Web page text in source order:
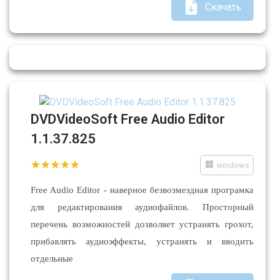
Скачать
DVDVideoSoft Free Audio Editor
1.1.37.825
windows
Free Audio Editor - наверное безвозмездная програмка
для редактирования аудиофайлов. Просторный
перечень возможностей дозволяет устранять грохот,
прибавлять аудиоэффекты, устранять и вводить
отдельные